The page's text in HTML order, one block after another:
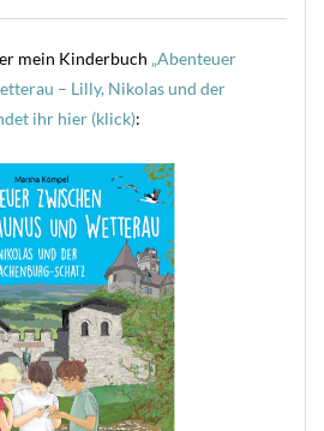
mein Kinderbuch „Abenteuer
– Lilly, Nikolas und der
ihr hier (klick):